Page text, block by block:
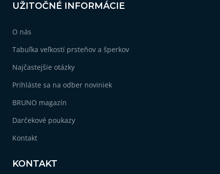
UŽITOČNÉ INFORMÁCIE
O nás
Tabuľka veľkostí prsteňov a šperkov
Najčastejšie otázky
Prihláste sa na odber noviniek
BRUNO magazín
Darčekové poukazy
Kontakt
KONTAKT